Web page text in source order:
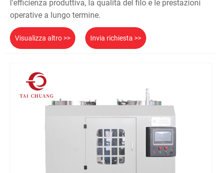
l'efficienza produttiva, la qualità del filo e le prestazioni
operative a lungo termine.
Visualizza altro >> Invia richiesta >>